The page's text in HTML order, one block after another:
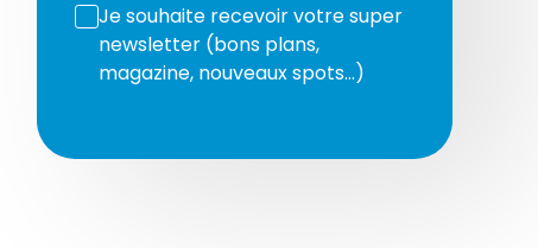
Je souhaite recevoir votre super
newsletter (bons plans,
magazine, nouveaux spots…)